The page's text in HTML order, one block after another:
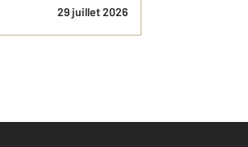
29 juillet 2026